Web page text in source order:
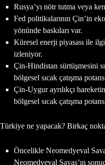
Rusya’yı nötr tutma veya
Fed politikalarının Çin’in
yönünde baskıları var.
Küresel enerji piyasası ile
izleniyor.
Çin-Hindistan sürtüşmesini
bölgesel sıcak çatışma
Çin-Uygur ayrılıkçı
bölgesel sıcak çatışma
Türkiye ne yapacak? Birkaç
Öncelikle Neomedyeval
Neomedyeval Savaş’ın